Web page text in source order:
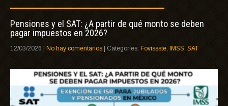
Pensiones y el SAT: ¿A partir de qué monto se deben
pagar impuestos en 2026?
12/03/2026 No hay comentarios | Categories: Fovissste, IMSS, SAT